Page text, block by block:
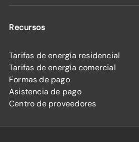
Recursos
Tarifas de energía residencial
Tarifas de energía comercial
Formas de pago
Asistencia de pago
Centro de proveedores